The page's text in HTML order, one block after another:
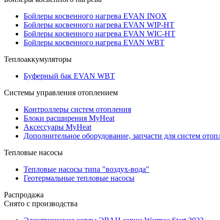
Бойлеры косвенного нагрева EVAN INOX
Бойлеры косвенного нагрева EVAN WIP-HT
Бойлеры косвенного нагрева EVAN WIC-HT
Бойлеры косвенного нагрева EVAN WBT
Теплоаккумуляторы
Буферный бак EVAN WBT
Системы управления отоплением
Контроллеры систем отопления
Блоки расширения MyHeat
Аксессуары MyHeat
Дополнительное оборудование, запчасти для систем
Тепловые насосы
Тепловые насосы типа "воздух-вода"
Геотермальные тепловые насосы
Распродажа
Снято с производства